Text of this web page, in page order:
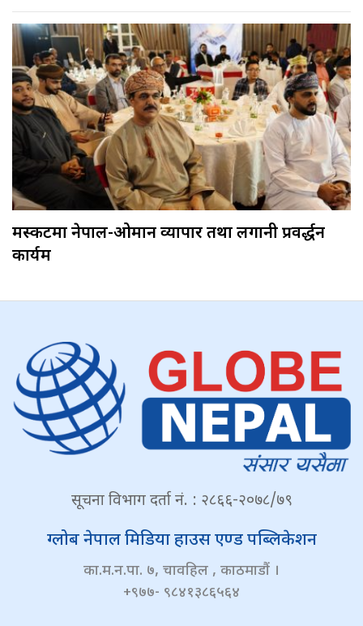
मस्कटमा नेपाल-ओमान व्यापार तथा लगानी प्रवर्द्धन
कार्यक्रम
सूचना विभाग दर्ता नं. : २८६६-२०७८/७९
ग्लोब नेपाल मिडिया हाउस एण्ड पब्लिकेशन
का.म.न.पा. ७, चावहिल , काठमाडौं ।
+९७७- ९८४१३८६५६४